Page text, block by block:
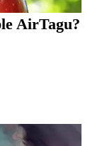
AirTagu?